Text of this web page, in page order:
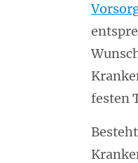
festen